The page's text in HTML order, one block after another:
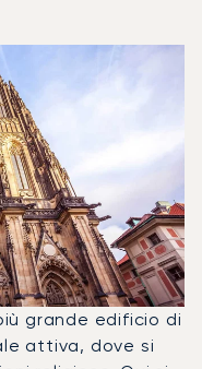
grande edificio di
attiva, dove si